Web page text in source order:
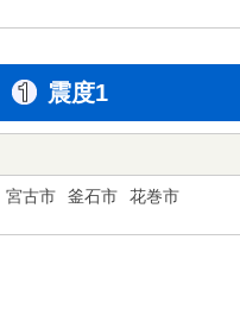
震度1
宮古市 釜石市 花巻市